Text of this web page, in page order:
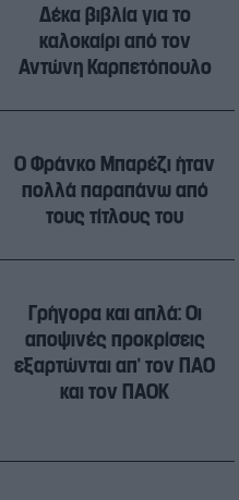
Δέκα βιβλία για το
καλοκαίρι από τον
Αντώνη Καρπετόπουλο
Ο Φράνκο Μπαρέζι ήταν
πολλά παραπάνω από
τους τίτλους του
Γρήγορα και απλά: Οι
αποψινές προκρίσεις
εξαρτώνται απ’ τον ΠΑΟ
και τον ΠΑΟΚ